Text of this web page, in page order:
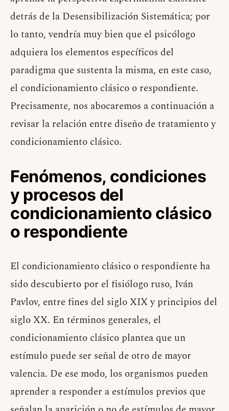
detrás de la Desensibilización Sistemática; por
lo tanto, vendría muy bien que el psicólogo
adquiera los elementos específicos del
paradigma que sustenta la misma, en este caso,
el condicionamiento clásico o respondiente.
Precisamente, nos abocaremos a continuación a
revisar la relación entre diseño de tratamiento y
condicionamiento clásico.
Fenómenos, condiciones
y procesos del
condicionamiento clásico
o respondiente
El condicionamiento clásico o respondiente ha
sido descubierto por el fisiólogo ruso, Iván
Pavlov, entre fines del siglo XIX y principios del
siglo XX. En términos generales, el
condicionamiento clásico plantea que un
estímulo puede ser señal de otro de mayor
valencia. De ese modo, los organismos pueden
aprender a responder a estímulos previos que